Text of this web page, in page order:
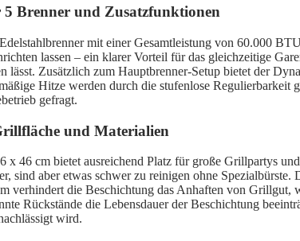
5 Brenner und Zusatzfunktionen
mit einer Gesamtleistung von 60.000
lassen – ein klarer Vorteil für das gleichzeitige
lässt. Zusätzlich zum Hauptbrenner-Setup bietet der
Hitze werden durch die stufenlose
gefragt.
und Materialien
46 cm bietet ausreichend Platz für große Grillpartys
sind aber etwas schwer zu reinigen ohne
verhindert die Beschichtung das Anhaften von
Rückstände die Lebensdauer der Beschichtung
wird.